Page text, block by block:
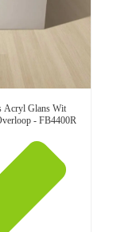
Acryl Glans Wit
- FB4400R